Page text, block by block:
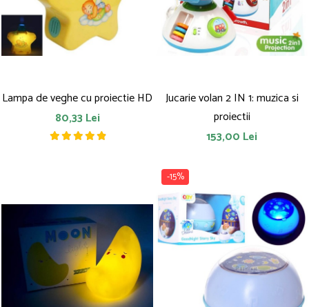
Papusi si accesorii
Trotinete
Trenulete si masinute
Unelte si bancuri de lucru
Lampa de veghe cu proiectie HD
80,33 Lei
Jucarie volan 2 IN 1: muzica si
proiectii
153,00 Lei
-15%